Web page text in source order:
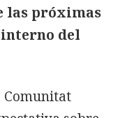
las próximas
del
Comunitat